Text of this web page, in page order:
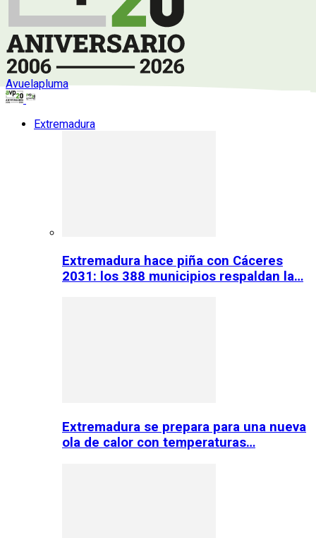
Avuelapluma
Extremadura
Extremadura hace piña con Cáceres
2031: los 388 municipios respaldan la…
Extremadura se prepara para una nueva
ola de calor con temperaturas…